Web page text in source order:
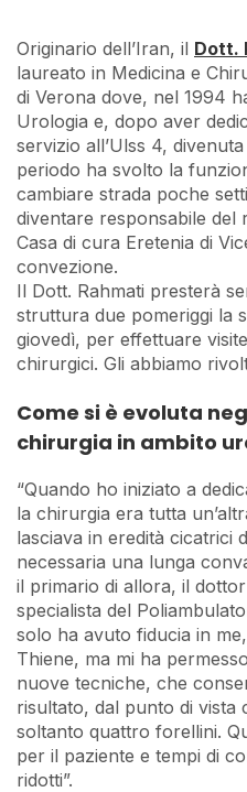
Originario dell’Iran, il Dott.
laureato in Medicina e
di Verona dove, nel 1994
Urologia e, dopo aver
servizio all’Ulss 4,
periodo ha svolto la
cambiare strada poche
diventare responsabile del
Casa di cura Eretenia di
convezione.
Il Dott. Rahmati presterà
struttura due pomeriggi la
giovedì, per effettuare
chirurgici. Gli abbiamo
Come si è evoluta
chirurgia in ambito
“Quando ho iniziato a
la chirurgia era tutta
lasciava in eredità cicatrici
necessaria una lunga
il primario di allora, il
specialista del
solo ha avuto fiducia in
Thiene, ma mi ha
nuove tecniche, che
risultato, dal punto di vista
soltanto quattro forellini.
per il paziente e tempi di
ridotti”.